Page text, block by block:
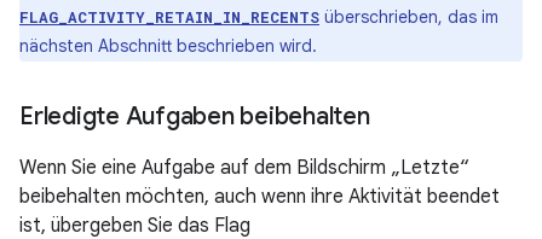
FLAG_ACTIVITY_RETAIN_IN_RECENTS überschrieben, das im
nächsten Abschnitt beschrieben wird.
Erledigte Aufgaben beibehalten
Wenn Sie eine Aufgabe auf dem Bildschirm „Letzte“
beibehalten möchten, auch wenn ihre Aktivität beendet
ist, übergeben Sie das Flag